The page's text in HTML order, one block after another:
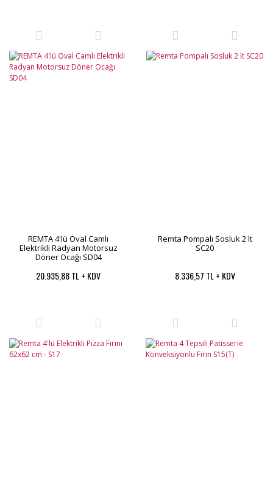
REMTA 4'lü Oval Camlı
Elektrikli Radyan Motorsuz
Döner Ocağı SD04
20.935,88 TL + KDV
Remta Pompalı Sosluk 2 lt
SC20
8.336,57 TL + KDV